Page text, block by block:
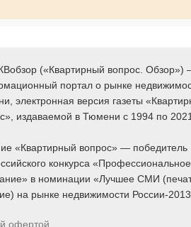
(«Квартирный вопрос. Обзор»)
портал о рынке
электронная версия газеты
издаваемой в Тюмени с 1994 по
«Квартирный вопрос» — победитель
конкурса «Профессиональное
в номинации «Лучшее СМИ
на рынке недвижимости России-
офертой.